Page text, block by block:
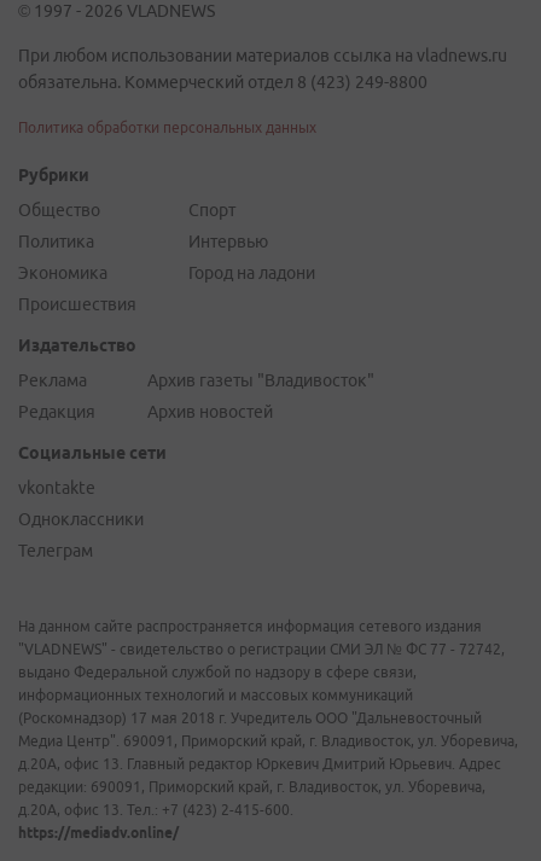
© 1997 - 2026 VLADNEWS
При любом использовании материалов ссылка на vladnews.ru
обязательна. Коммерческий отдел 8 (423) 249-8800
Политика обработки персональных данных
Рубрики
Общество
Политика
Экономика
Происшествия
Спорт
Интервью
Город на ладони
Издательство
Реклама
Редакция
Архив газеты "Владивосток"
Архив новостей
Социальные сети
vkontakte
Одноклассники
Телеграм
На данном сайте распространяется информация сетевого издания
"VLADNEWS" - свидетельство о регистрации СМИ ЭЛ № ФС 77 - 72742,
выдано Федеральной службой по надзору в сфере связи,
информационных технологий и массовых коммуникаций
(Роскомнадзор) 17 мая 2018 г. Учредитель ООО "Дальневосточный
Медиа Центр". 690091, Приморский край, г. Владивосток, ул. Уборевича,
д.20А, офис 13. Главный редактор Юркевич Дмитрий Юрьевич. Адрес
редакции: 690091, Приморский край, г. Владивосток, ул. Уборевича,
д.20А, офис 13. Тел.: +7 (423) 2-415-600.
https://mediadv.online/